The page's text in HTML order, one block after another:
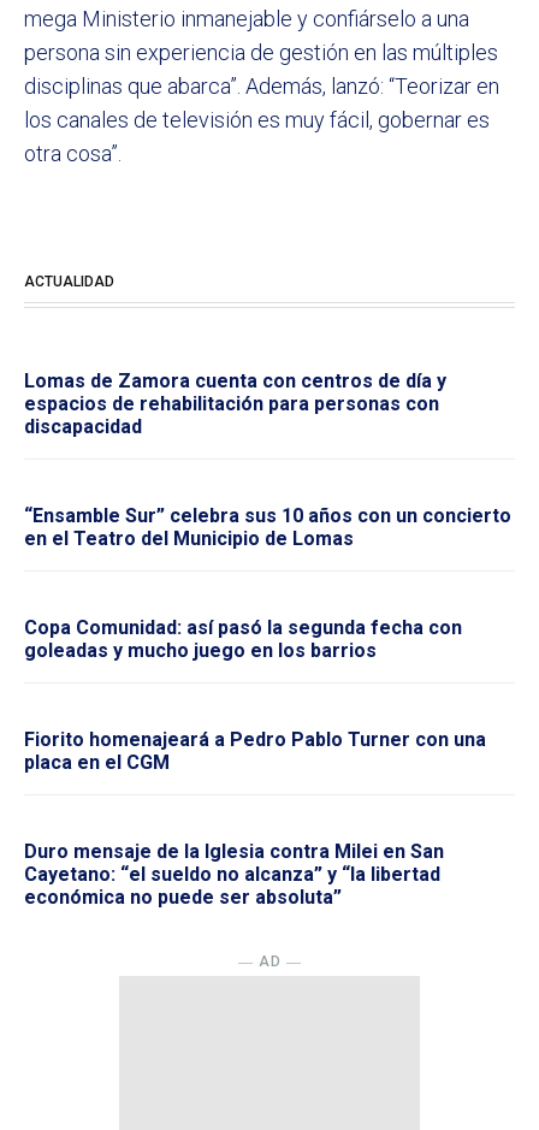
mega Ministerio inmanejable y confiárselo a una
persona sin experiencia de gestión en las múltiples
disciplinas que abarca”. Además, lanzó: “Teorizar en
los canales de televisión es muy fácil, gobernar es
otra cosa”.
ACTUALIDAD
Lomas de Zamora cuenta con centros de día y
espacios de rehabilitación para personas con
discapacidad
“Ensamble Sur” celebra sus 10 años con un concierto
en el Teatro del Municipio de Lomas
Copa Comunidad: así pasó la segunda fecha con
goleadas y mucho juego en los barrios
Fiorito homenajeará a Pedro Pablo Turner con una
placa en el CGM
Duro mensaje de la Iglesia contra Milei en San
Cayetano: “el sueldo no alcanza” y “la libertad
económica no puede ser absoluta”
― AD ―